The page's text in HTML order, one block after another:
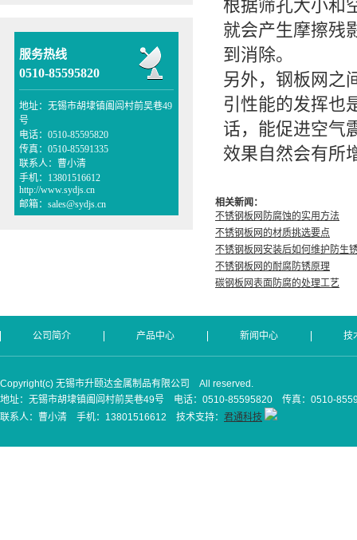
服务热线
0510-85595820
地址：无锡市胡埭镇阖闾村前吴巷49
号
电话：0510-85595820
传真：0510-85591335
联系人：曹小清
手机：13801516612
http://www.sydjs.cn
邮箱：sales@sydjs.cn
根据筛孔大小和
就会产生摩擦残
到消除。
另外，钢板网之
引性能的发挥也
话，能促进空气
效果自然会有所
相关新闻：
不锈钢板网防腐蚀的实用方法
不锈钢板网的材质挑选要点
不锈钢板网安装后如何维护防生
不锈钢板网的耐腐防锈原理
碳钢板网表面防腐的处理工艺
公司简介 产品中心 新闻中心 技
Copyright(c) 无锡市升颐达金属制品有限公司 All reserved.
地址：无锡市胡埭镇阖闾村前吴巷49号 电话：0510-85595820 传真：0510-
联系人：曹小清 手机：13801516612 技术支持： 君通科技